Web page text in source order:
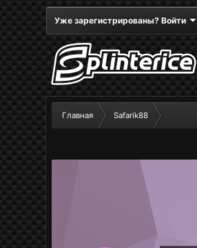
Уже зарегистрированы? Войти
Главная Safarik88